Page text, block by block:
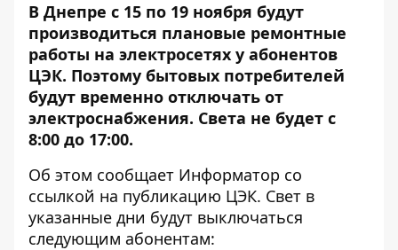
В Днепре с 15 по 19 ноября будут
производиться плановые ремонтные
работы на электросетях у абонентов
ЦЭК. Поэтому бытовых потребителей
будут временно отключать от
электроснабжения. Света не будет с
8:00 до 17:00.
Об этом сообщает Информатор со
ссылкой на публикацию ЦЭК. Свет в
указанные дни будут выключаться
следующим абонентам: